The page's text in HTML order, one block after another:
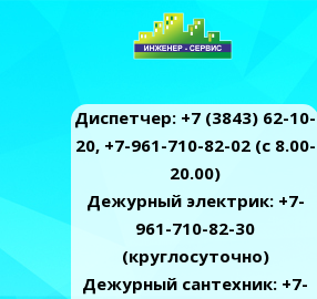
Диспетчер: +7 (3843) 62-10-
20, +7-961-710-82-02 (c 8.00-
20.00)
Дежурный электрик: +7-
961-710-82-30
(круглосуточно)
Дежурный сантехник: +7-